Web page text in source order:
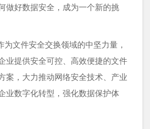
做好数据安全，成为一个新的挑
为文件安全交换领域的中坚力量，
业提供安全可控、高效便捷的文件
案，大力推动网络安全技术、产业
业数字化转型，强化数据保护体